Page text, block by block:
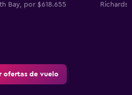
Bay, por $618.655
ofertas de vuelo